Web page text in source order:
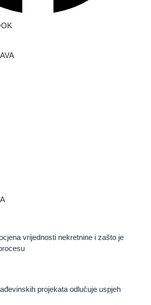
vrijednosti nekretnine i zašto je
projekata odlučuje uspjeh